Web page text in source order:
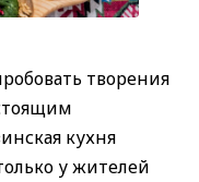
творения
кухня
у жителей